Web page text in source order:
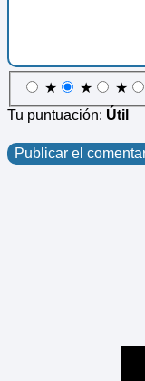
★ ★ ★
Tu puntuación: Útil